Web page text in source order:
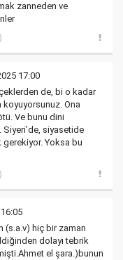
zanneden ve
17:00
de, bi o kadar
koyuyorsunuz. Ona
Ve bunu dini
Siyeri’de, siyasetide
Yoksa bu
(s.a.v) hiç bir zaman
dolayı tebrik
el şara.)bunun